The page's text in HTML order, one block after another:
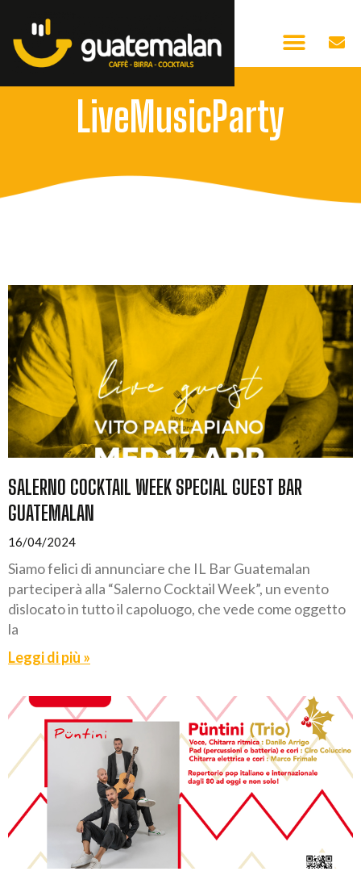
LiveMusicParty
SALERNO COCKTAIL WEEK SPECIAL GUEST BAR
GUATEMALAN
16/04/2024
Siamo felici di annunciare che IL Bar Guatemalan
parteciperà alla “Salerno Cocktail Week”, un evento
dislocato in tutto il capoluogo, che vede come oggetto
la
Leggi di più »